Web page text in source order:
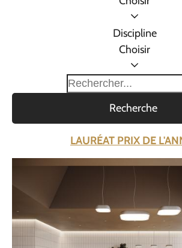
Discipline
Choisir
Recherche
LAURÉAT PRIX DE